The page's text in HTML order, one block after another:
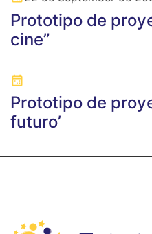
Prototipo de
cine”
Prototipo de
futuro’